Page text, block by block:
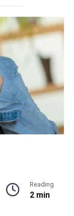
Reading
2 min